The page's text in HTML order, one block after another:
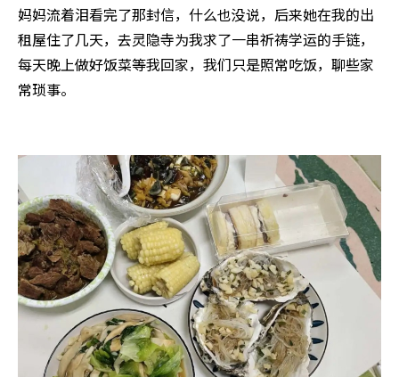
妈妈流着泪看完了那封信，什么也没说，后来她在我的出
租屋住了几天，去灵隐寺为我求了一串祈祷学运的手链，
每天晚上做好饭菜等我回家，我们只是照常吃饭，聊些家
常琐事。